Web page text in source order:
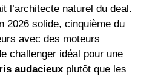
l’architecte naturel du deal.
2026 solide, cinquième du
avec des moteurs
challenger idéal pour une
audacieux plutôt que les